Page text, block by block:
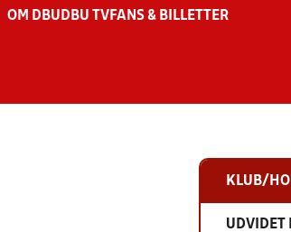
OM DBU DBU TV FANS & BILLETTER
KLUB/
UDVIDET